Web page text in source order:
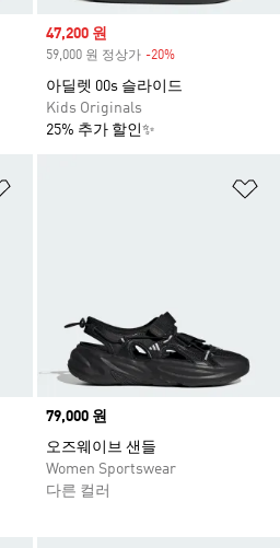
Sale price
47,200 원
59,000 원 정상가 -20%
아딜렛 00s 슬라이드
Kids Originals
25% 추가 할인✨
Price
79,000 원
오즈웨이브 샌들
Women Sportswear
다른 컬러